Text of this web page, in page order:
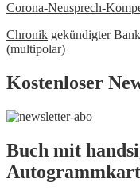
Corona-Neusprech-
Chronik gekündigter
(multipolar)
Kostenloser
Buch mit